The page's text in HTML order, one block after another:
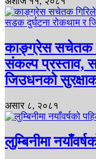
काङ्ग्रेस सचेतक
संकल्प प्रस्ताव,
जिउधनको
असार ८, २०८१
लुम्बिनीमा